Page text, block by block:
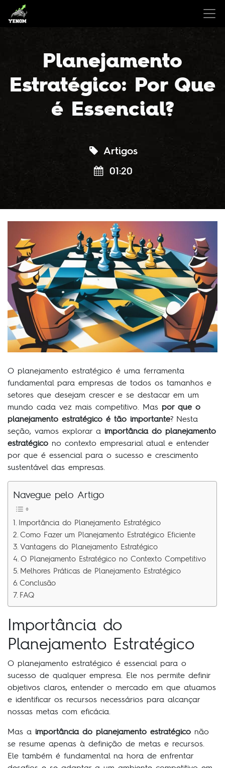
Planejamento
Estratégico: Por Que
é Essencial?
Artigos
01:20
O planejamento estratégico é uma ferramenta
fundamental para empresas de todos os tamanhos e
setores que desejam crescer e se destacar em um
mundo cada vez mais competitivo. Mas por que o
planejamento estratégico é tão importante? Nesta
seção, vamos explorar a importância do planejamento
estratégico no contexto empresarial atual e entender
por que é essencial para o sucesso e crescimento
sustentável das empresas.
Navegue pelo Artigo
Importância do Planejamento Estratégico
Como Fazer um Planejamento Estratégico Eficiente
Vantagens do Planejamento Estratégico
O Planejamento Estratégico no Contexto Competitivo
Melhores Práticas de Planejamento Estratégico
Conclusão
FAQ
Importância do
Planejamento Estratégico
O planejamento estratégico é essencial para o
sucesso de qualquer empresa. Ele nos permite definir
objetivos claros, entender o mercado em que atuamos
e identificar os recursos necessários para alcançar
nossas metas com eficácia.
Mas a importância do planejamento estratégico não
se resume apenas à definição de metas e recursos.
Ele também é fundamental na hora de enfrentar